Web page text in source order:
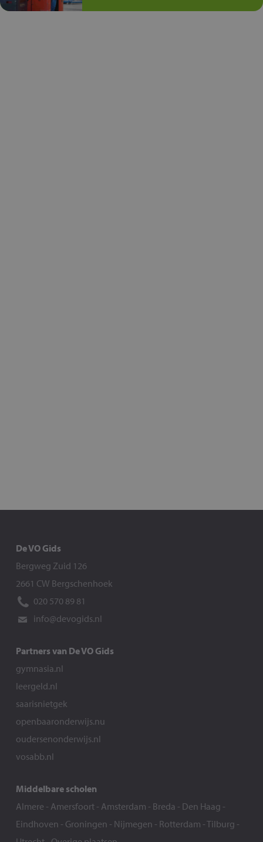
De VO Gids
Bergweg Zuid 126
2661 CW Bergschenhoek
020 570 89 81
info@devogids.nl
Partners van De VO Gids
gymnasia.nl
leergeld.nl
saarisnietgek
openbaaronderwijs.nu
oudersenonderwijs.nl
vosabb.nl
Middelbare scholen
Almere - Amersfoort- Amsterdam - Breda - Den Haag -
Eindhoven - Groningen - Nijmegen - Rotterdam -Tilburg -